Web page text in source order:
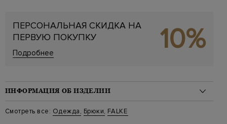
ПЕРСОНАЛЬНАЯ СКИДКА НА
ПЕРВУЮ ПОКУПКУ
Подробнее 10%
ИНФОРМАЦИЯ ОБ ИЗДЕЛИИ
Материал: полиамид 82%, эластан 18%
Стиль: Леггинсы
Смотреть все: Одежда, Брюки, FALKE